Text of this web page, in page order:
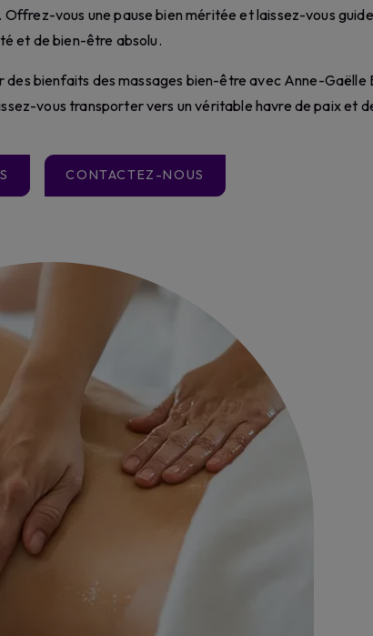
vous une pause bien méritée et laissez-vous
et de bien-être absolu.
bienfaits des massages bien-être avec Anne-Gaëlle
vous transporter vers un véritable havre de paix et
CONTACTEZ-NOUS